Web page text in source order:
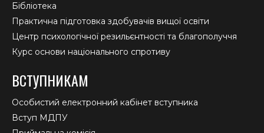
Бібліотека
Практична підготовка здобувачів вищої освіти
Центр психологічної резильєнтності та благополуччя
Курс основи національного спротиву
ВСТУПНИКАМ
Особистий електронний кабінет вступника
Вступ МДПУ